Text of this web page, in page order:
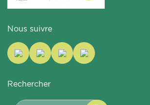
Nous suivre
Rechercher